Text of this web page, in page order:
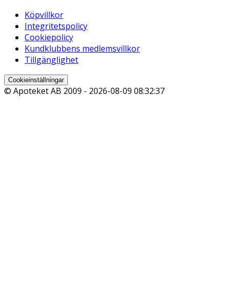
Köpvillkor
Integritetspolicy
Cookiepolicy
Kundklubbens medlemsvillkor
Tillgänglighet
Cookieinställningar
© Apoteket AB 2009 - 2026-08-09 08:32:37